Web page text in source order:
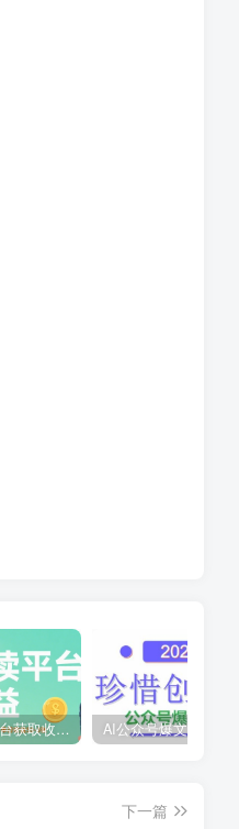
零撸阅读平台获取收益，最新无门槛平台，一部手机即可操作，单日收益50-3张【揭秘】
下一篇